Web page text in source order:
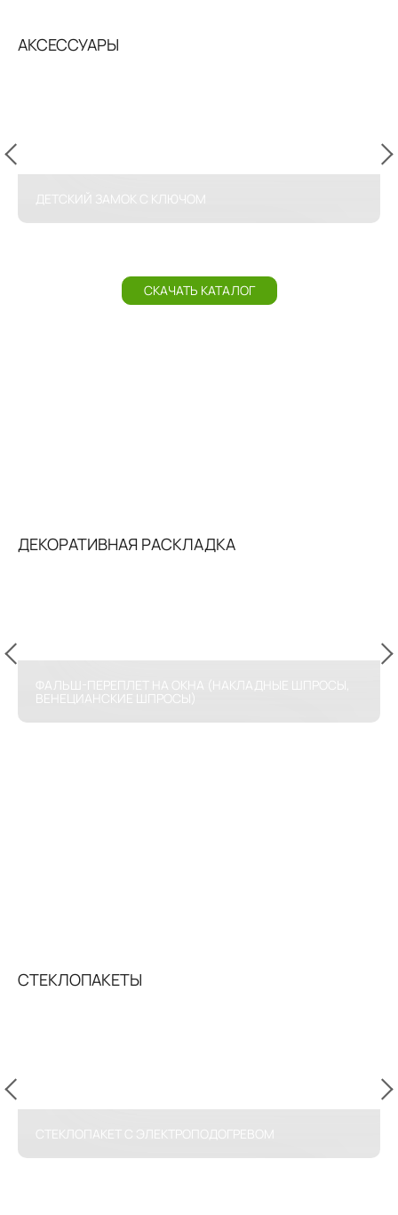
АКСЕССУАРЫ
ДЕТСКИЙ ЗАМОК С КЛЮЧОМ
СКАЧАТЬ КАТАЛОГ
ДЕКОРАТИВНАЯ РАСКЛАДКА
ФАЛЬШ-ПЕРЕПЛЕТ НА ОКНА (НАКЛАДНЫЕ ШПРОСЫ,
ВЕНЕЦИАНСКИЕ ШПРОСЫ)
СТЕКЛОПАКЕТЫ
СТЕКЛОПАКЕТ С ЭЛЕКТРОПОДОГРЕВОМ